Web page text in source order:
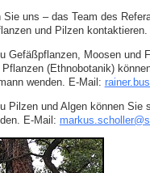
Sie uns – das Team des
und Pilzen kontaktieren.
Gefäßpflanzen, Moosen und
Pflanzen (Ethnobotanik)
wenden. E‑Mail:
Pilzen und Algen können Sie
E‑Mail: markus.scholler@